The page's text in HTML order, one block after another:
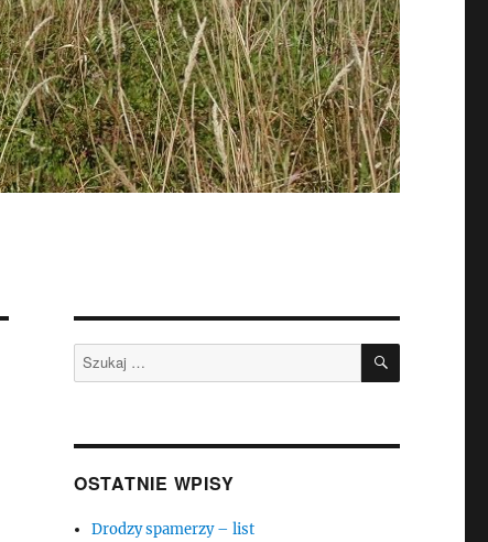
Szukaj: SZUKAJ
OSTATNIE WPISY
Drodzy spamerzy – list